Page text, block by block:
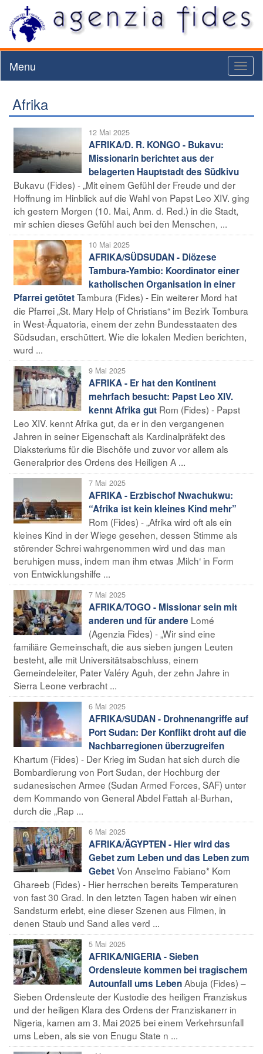
Menu
Afrika
12 Mai 2025
AFRIKA/D. R. KONGO - Bukavu:
Missionarin berichtet aus der
belagerten Hauptstadt des Südkivu
Bukavu (Fides) - „Mit einem Gefühl der Freude und der
Hoffnung im Hinblick auf die Wahl von Papst Leo XIV. ging
ich gestern Morgen (10. Mai, Anm. d. Red.) in die Stadt,
mir schien dieses Gefühl auch bei den Menschen, ...
10 Mai 2025
AFRIKA/SÜDSUDAN - Diözese
Tambura-Yambio: Koordinator einer
katholischen Organisation in einer
Pfarrei getötetTambura (Fides) - Ein weiterer Mord hat
die Pfarrei „St. Mary Help of Christians“ im Bezirk Tombura
in West-Äquatoria, einem der zehn Bundesstaaten des
Südsudan, erschüttert. Wie die lokalen Medien berichten,
wurd ...
9 Mai 2025
AFRIKA - Er hat den Kontinent
mehrfach besucht: Papst Leo XIV.
kennt Afrika gut Rom (Fides) - Papst
Leo XIV. kennt Afrika gut, da er in den vergangenen
Jahren in seiner Eigenschaft als Kardinalpräfekt des
Diaksteriums für die Bischöfe und zuvor vor allem als
Generalprior des Ordens des Heiligen A ...
7 Mai 2025
AFRIKA - Erzbischof Nwachukwu:
“Afrika ist kein kleines Kind mehr”
Rom (Fides) - „Afrika wird oft als ein
kleines Kind in der Wiege gesehen, dessen Stimme als
störender Schrei wahrgenommen wird und das man
beruhigen muss, indem man ihm etwas ‚Milch‘ in Form
von Entwicklungshilfe ...
7 Mai 2025
AFRIKA/TOGO - Missionar sein mit
anderen und für andere Lomé
(Agenzia Fides) - „Wir sind eine
familiäre Gemeinschaft, die aus sieben jungen Leuten
besteht, alle mit Universitätsabschluss, einem
Gemeindeleiter, Pater Valéry Aguh, der zehn Jahre in
Sierra Leone verbracht ...
6 Mai 2025
AFRIKA/SUDAN - Drohnenangriffe auf
Port Sudan: Der Konflikt droht auf die
Nachbarregionen überzugreifen
Khartum (Fides) - Der Krieg im Sudan hat sich durch die
Bombardierung von Port Sudan, der Hochburg der
sudanesischen Armee (Sudan Armed Forces, SAF) unter
dem Kommando von General Abdel Fattah al-Burhan,
durch die „Rap ...
6 Mai 2025
AFRIKA/ÄGYPTEN - Hier wird das
Gebet zum Leben und das Leben zum
GebetVon Anselmo Fabiano* Kom
Ghareeb (Fides) - Hier herrschen bereits Temperaturen
von fast 30 Grad. In den letzten Tagen haben wir einen
Sandsturm erlebt, eine dieser Szenen aus Filmen, in
denen Staub und Sand alles verd ...
5 Mai 2025
AFRIKA/NIGERIA - Sieben
Ordensleute kommen bei tragischem
Autounfall ums LebenAbuja (Fides) –
Sieben Ordensleute der Kustodie des heiligen Franziskus
und der heiligen Klara des Ordens der Franziskanerr in
Nigeria, kamen am 3. Mai 2025 bei einem Verkehrsunfall
ums Leben, als sie von Enugu State n ...